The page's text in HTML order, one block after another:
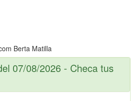
Berta Matilla
07/08/2026 - Checa tus